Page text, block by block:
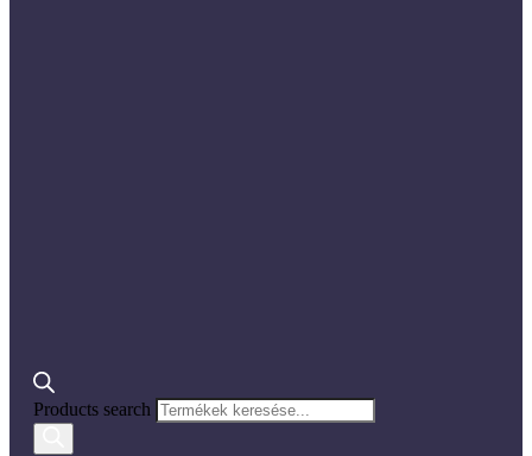
Products search